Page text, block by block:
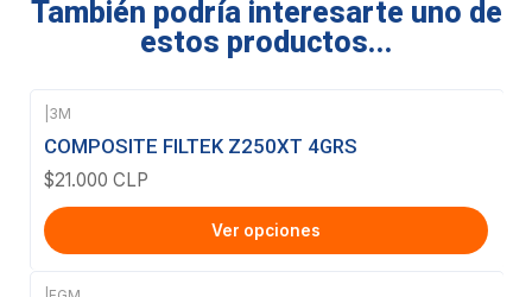
También podría interesarte uno de
estos productos...
3M
COMPOSITE FILTEK Z250XT 4GRS
$21.000 CLP
Ver opciones